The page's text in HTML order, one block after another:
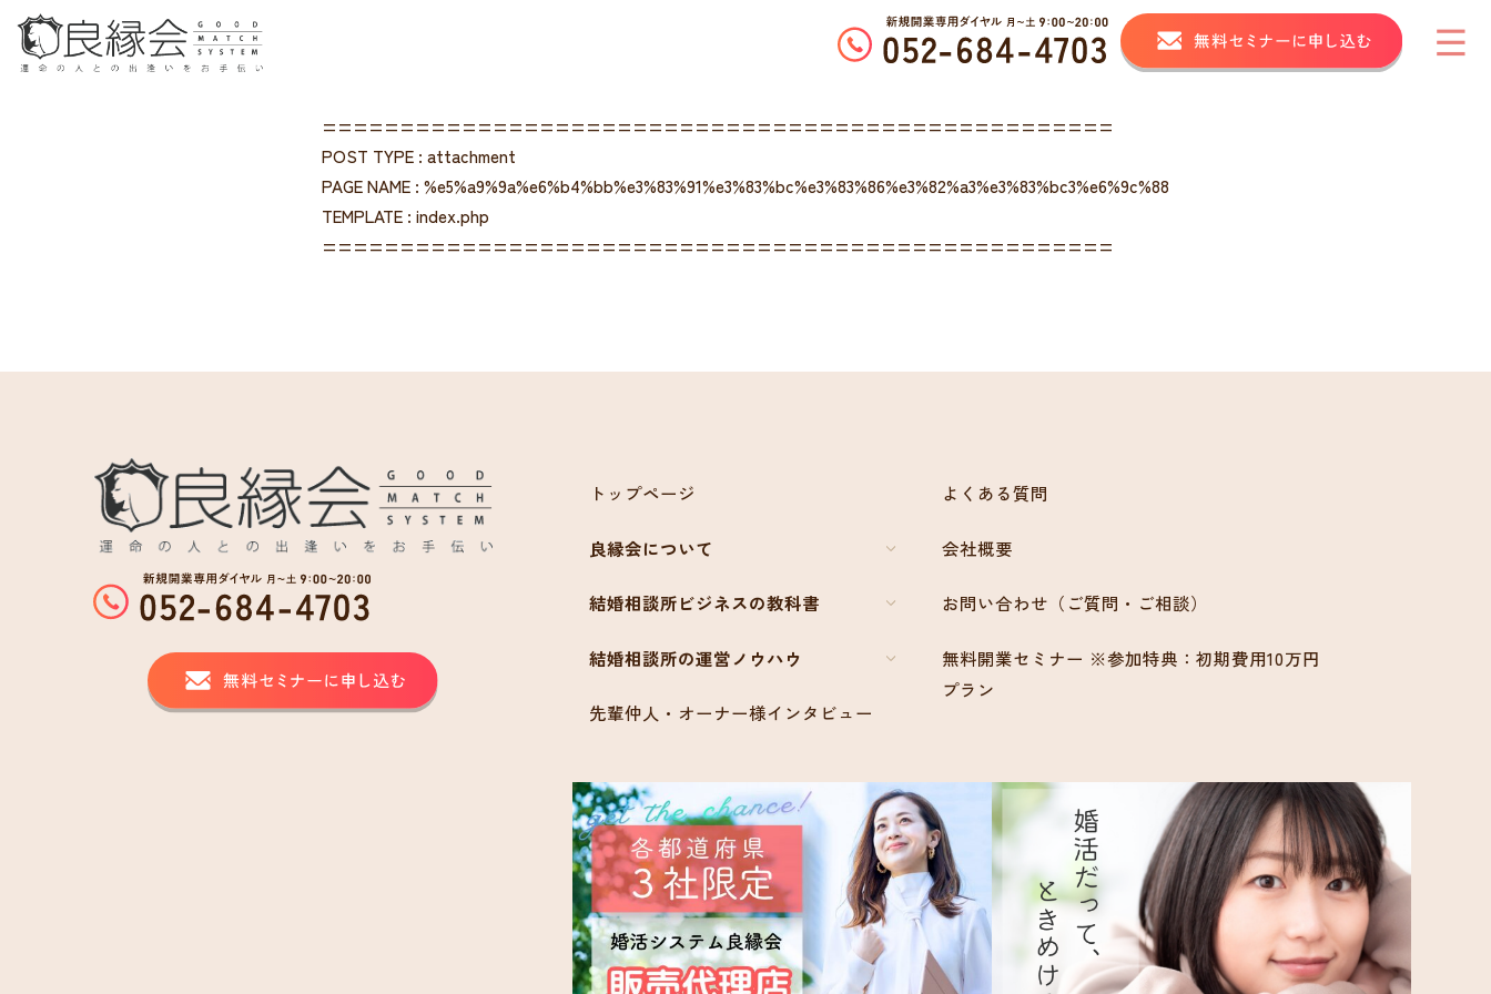
===================================================
POST TYPE : attachment
PAGE NAME : %e5%a9%9a%e6%b4%bb%e3%83%91%e3%83%bc%e3%83%86%e3%82%a3%e3%83%bc3%e6%9c%88
TEMPLATE : index.php
===================================================
トップページ
良縁会について
結婚相談所ビジネスの教科書
結婚相談所の運営ノウハウ
先輩仲人・オーナー様インタビュー
よくある質問
会社概要
お問い合わせ（ご質問・ご相談）
無料開業セミナー ※参加特典：初期費用10万円
プラン